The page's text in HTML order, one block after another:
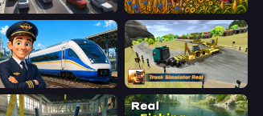
Traffic Loop Field Master
Idle Train Empire Tycoon Truck Simulator Real